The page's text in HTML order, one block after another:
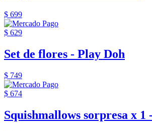
$ 699
$ 629
Set de flores - Play Doh
$ 749
$ 674
Squishmallows sorpresa x 1